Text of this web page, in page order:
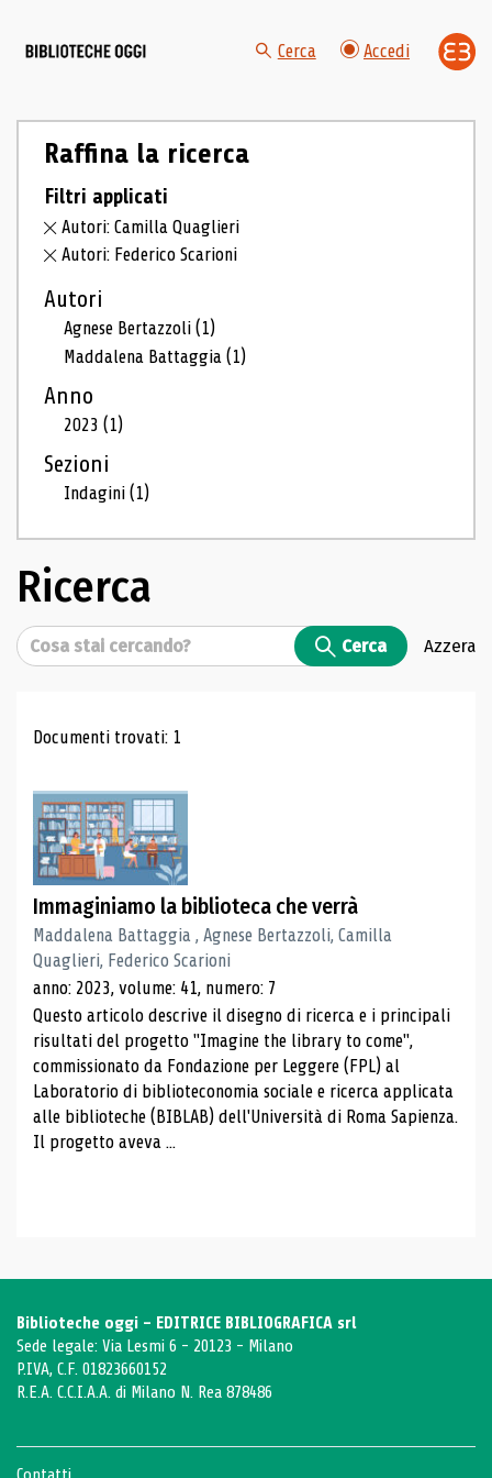
Cerca Accedi
Raffina la ricerca
Filtri applicati
Autori: Camilla Quaglieri
Autori: Federico Scarioni
Autori
Agnese Bertazzoli(1)
Maddalena Battaggia(1)
Anno
2023(1)
Sezioni
Indagini(1)
Ricerca
Cerca Cerca Azzera
Risultati di ricerca
Documenti trovati: 1
Immaginiamo la biblioteca che verrà
Maddalena Battaggia , Agnese Bertazzoli, Camilla
Quaglieri, Federico Scarioni
anno: 2023, volume: 41, numero: 7
Questo articolo descrive il disegno di ricerca e i principali
risultati del progetto "Imagine the library to come",
commissionato da Fondazione per Leggere (FPL) al
Laboratorio di biblioteconomia sociale e ricerca applicata
alle biblioteche (BIBLAB) dell'Università di Roma Sapienza.
Il progetto aveva ...
Biblioteche oggi - EDITRICE BIBLIOGRAFICA srl
Sede legale: Via Lesmi 6 - 20123 - Milano
P.IVA, C.F. 01823660152
R.E.A. C.C.I.A.A. di Milano N. Rea 878486